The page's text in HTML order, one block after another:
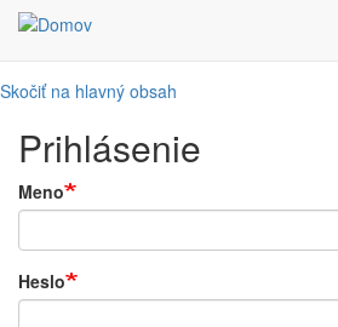
Skočiť na hlavný obsah
Prihlásenie
Meno
Heslo